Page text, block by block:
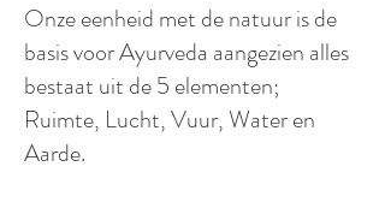
Onze eenheid met de natuur is de
basis voor Ayurveda aangezien alles
bestaat uit de 5 elementen;
Ruimte, Lucht, Vuur, Water en
Aarde.